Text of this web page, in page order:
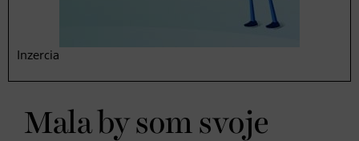
malo mať od štvrtého dňa života štyri až šesť mokrých
plienok denne a po druhom týždni života šesť až osem.
Bábätká majú aj dve až päť žltých výkalov - tie sú mäkké
Mala by som svoje
Inzercia